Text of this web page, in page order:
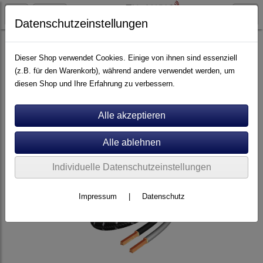
Artikel nach Marken F - O Inakustik
Datenschutzeinstellungen
Dieser Shop verwendet Cookies. Einige von ihnen sind essenziell
(z.B. für den Warenkorb), während andere verwendet werden, um
diesen Shop und Ihre Erfahrung zu verbessern.
Individuelle Datenschutzeinstellungen
Impressum Datenschutz